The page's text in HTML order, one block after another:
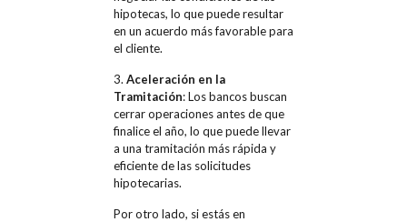
hipotecas, lo que puede resultar
en un acuerdo más favorable para
el cliente.
3. Aceleración en la
Tramitación: Los bancos buscan
cerrar operaciones antes de que
finalice el año, lo que puede llevar
a una tramitación más rápida y
eficiente de las solicitudes
hipotecarias.
Por otro lado, si estás en